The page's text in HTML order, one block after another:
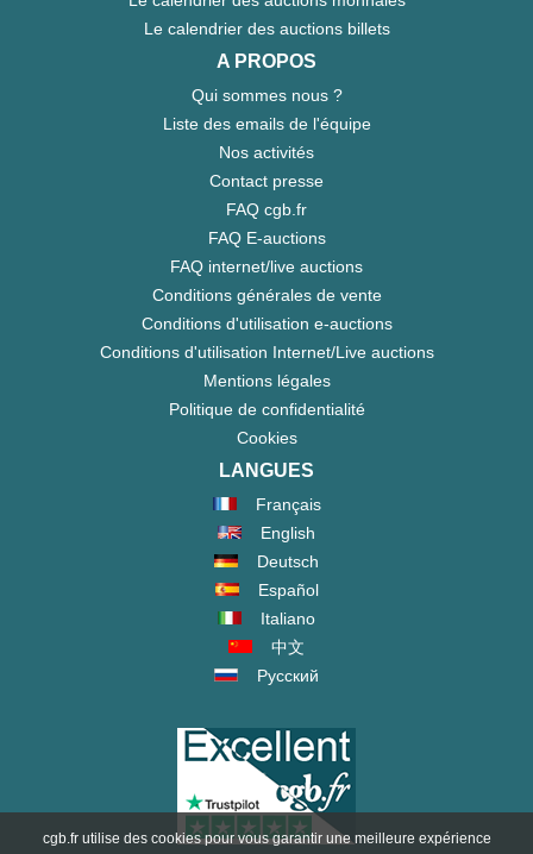
Le calendrier des auctions billets
A PROPOS
Qui sommes nous ?
Liste des emails de l'équipe
Nos activités
Contact presse
FAQ cgb.fr
FAQ E-auctions
FAQ internet/live auctions
Conditions générales de vente
Conditions d'utilisation e-auctions
Conditions d'utilisation Internet/Live auctions
Mentions légales
Politique de confidentialité
Cookies
LANGUES
Français
English
Deutsch
Español
Italiano
中文
Русский
cgb.fr utilise des cookies pour vous garantir une meilleure expérience